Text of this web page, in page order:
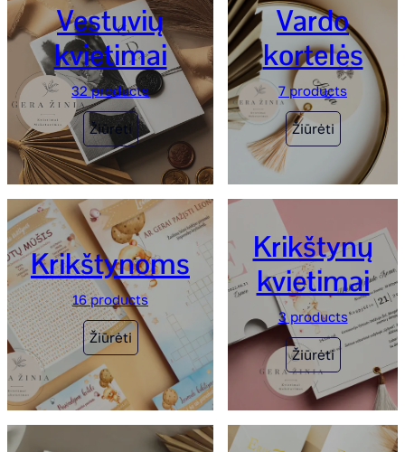
Vestuvių
kvietimai
32 products
Žiūrėti
Vardo
kortelės
7 products
Žiūrėti
Krikštynoms
16 products
Žiūrėti
Krikštynų
kvietimai
3 products
Žiūrėti